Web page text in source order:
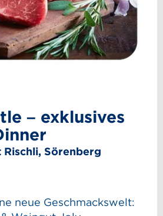
– exklusives
Sörenberg
neue Geschmackswelt: